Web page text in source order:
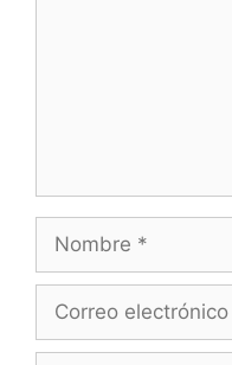
Nombre
Correo